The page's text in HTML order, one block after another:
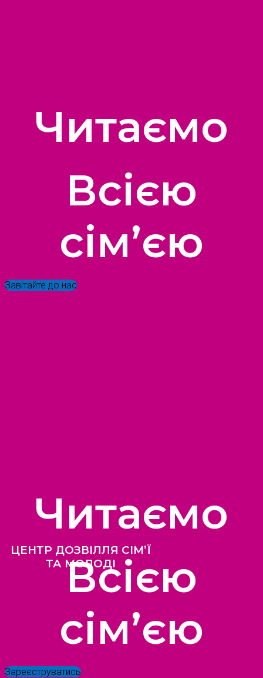
Читаємо
Всією
сім’єю
Завітайте до нас
ЦЕНТР ДОЗВІЛЛЯ СІМ’Ї
ТА МОЛОДІ
Читаємо
Всією
сім’єю
Зареєструватись